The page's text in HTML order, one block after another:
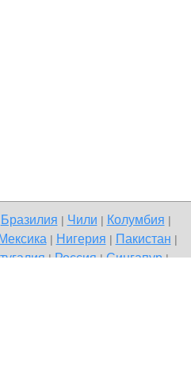
Бразилия Чили Колумбия
| Нигерия Пакистан
|Россия|Сингапур|